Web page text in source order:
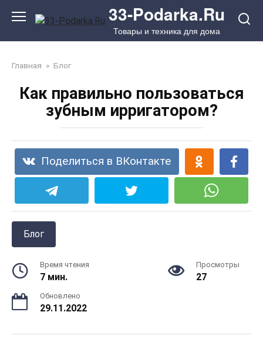
33-Podarka.Ru
Товары и техника для дома
Главная » Блог
Как правильно пользоваться
зубным ирригатором?
Поделиться в ВКонтакте
Блог
Время чтения
7 мин.
Просмотры
27
Обновлено
29.11.2022